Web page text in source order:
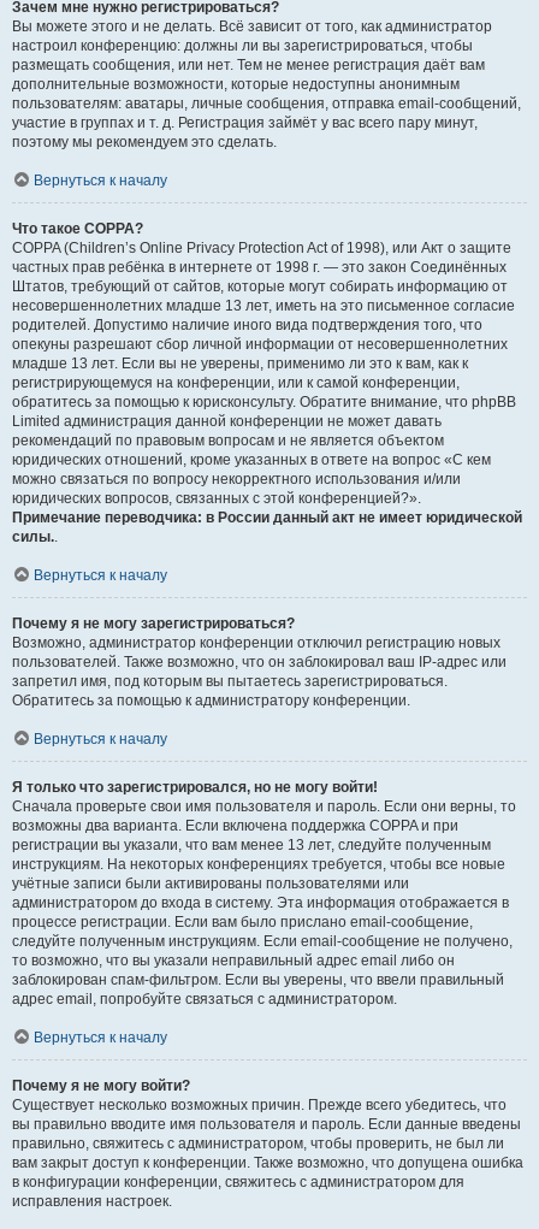
Зачем мне нужно регистрироваться?
Вы можете этого и не делать. Всё зависит от того, как администратор
настроил конференцию: должны ли вы зарегистрироваться, чтобы
размещать сообщения, или нет. Тем не менее регистрация даёт вам
дополнительные возможности, которые недоступны анонимным
пользователям: аватары, личные сообщения, отправка email-сообщений,
участие в группах и т. д. Регистрация займёт у вас всего пару минут,
поэтому мы рекомендуем это сделать.
Вернуться к началу
Что такое COPPA?
COPPA (Children’s Online Privacy Protection Act of 1998), или Акт о защите
частных прав ребёнка в интернете от 1998 г. — это закон Соединённых
Штатов, требующий от сайтов, которые могут собирать информацию от
несовершеннолетних младше 13 лет, иметь на это письменное согласие
родителей. Допустимо наличие иного вида подтверждения того, что
опекуны разрешают сбор личной информации от несовершеннолетних
младше 13 лет. Если вы не уверены, применимо ли это к вам, как к
регистрирующемуся на конференции, или к самой конференции,
обратитесь за помощью к юрисконсульту. Обратите внимание, что phpBB
Limited администрация данной конференции не может давать
рекомендаций по правовым вопросам и не является объектом
юридических отношений, кроме указанных в ответе на вопрос «С кем
можно связаться по вопросу некорректного использования и/или
юридических вопросов, связанных с этой конференцией?».
Примечание переводчика: в России данный акт не имеет юридической
силы..
Вернуться к началу
Почему я не могу зарегистрироваться?
Возможно, администратор конференции отключил регистрацию новых
пользователей. Также возможно, что он заблокировал ваш IP-адрес или
запретил имя, под которым вы пытаетесь зарегистрироваться.
Обратитесь за помощью к администратору конференции.
Вернуться к началу
Я только что зарегистрировался, но не могу войти!
Сначала проверьте свои имя пользователя и пароль. Если они верны, то
возможны два варианта. Если включена поддержка COPPA и при
регистрации вы указали, что вам менее 13 лет, следуйте полученным
инструкциям. На некоторых конференциях требуется, чтобы все новые
учётные записи были активированы пользователями или
администратором до входа в систему. Эта информация отображается в
процессе регистрации. Если вам было прислано email-сообщение,
следуйте полученным инструкциям. Если email-сообщение не получено,
то возможно, что вы указали неправильный адрес email либо он
заблокирован спам-фильтром. Если вы уверены, что ввели правильный
адрес email, попробуйте связаться с администратором.
Вернуться к началу
Почему я не могу войти?
Существует несколько возможных причин. Прежде всего убедитесь, что
вы правильно вводите имя пользователя и пароль. Если данные введены
правильно, свяжитесь с администратором, чтобы проверить, не был ли
вам закрыт доступ к конференции. Также возможно, что допущена ошибка
в конфигурации конференции, свяжитесь с администратором для
исправления настроек.